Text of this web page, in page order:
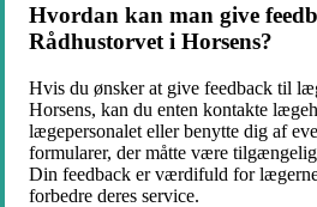
Hvordan kan man give
Rådhustorvet i Horsens?
Hvis du ønsker at give feedback til
Horsens, kan du enten kontakte
lægepersonalet eller benytte dig af
formularer, der måtte være
Din feedback er værdifuld for
forbedre deres service.